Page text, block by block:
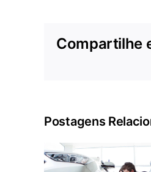
Compartilhe
Postagens